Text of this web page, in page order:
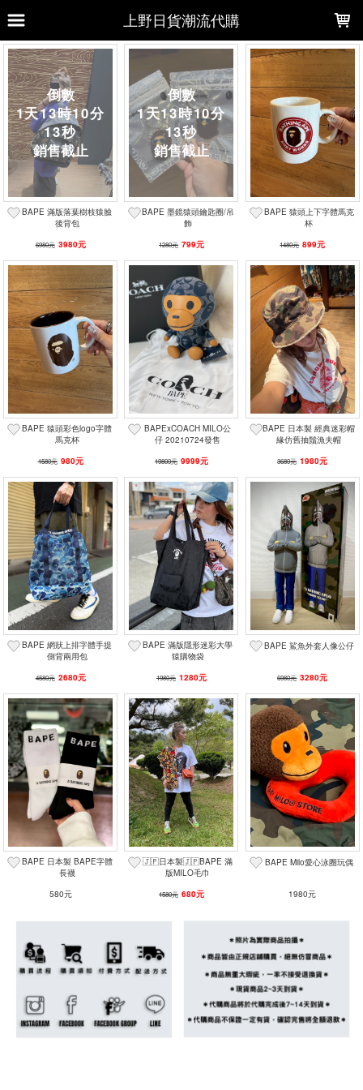
上野日貨潮流代購
上架時間 銷售件數 銷售價格
樣式尺寸篩選
全部樣式 綠迷彩 黑 紅
綠
白
咖啡 黃迷彩 藍
藍迷彩
白(單雙)
全部尺寸 M M(25-27cm)
L(27-29cm)
23CM
24.5x15.5cm 40x28cm 81x32.5cm
篩選
1天13時10分
13秒
BAPE 滿版落葉樹枝猿臉
後背包
6980元 3980元
1天13時10分
13秒
BAPE 墨鏡猿頭鑰匙圈/吊
飾
1280元 799元
BAPE 猿頭上下字體馬克
杯
1480元 899元
BAPE 猿頭彩色logo字體
馬克杯
1580元 980元
BAPExCOACH MILO公
仔 20210724發售
19800元 9999元
BAPE 日本製 經典迷彩帽
緣仿舊抽鬚漁夫帽
3680元 1980元
BAPE 網狀上排字體手提
側背兩用包
4580元 2680元
BAPE 滿版隱形迷彩大學
猿購物袋
1980元 1280元
BAPE 鯊魚外套人像公仔
6980元 3280元
BAPE 日本製 BAPE字體
長襪
580元
🇯🇵日本製🇯🇵BAPE 滿
版MILO毛巾
1580元 680元
BAPE Milo愛心泳圈玩偶
1980元